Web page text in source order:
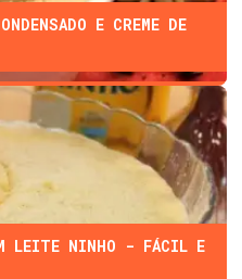
E CREME DE
LEITE NINHO - FÁCIL E